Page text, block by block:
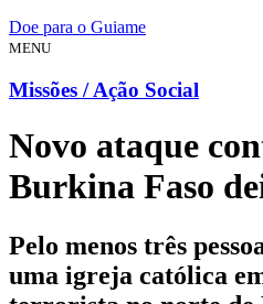
Doe para o Guiame
MENU
Missões / Ação Social
Novo ataque
Burkina Faso
Pelo menos três
uma igreja católica